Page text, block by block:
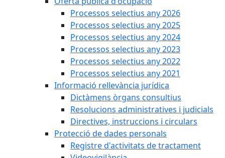
Processos selectius any 2026
Processos selectius any 2025
Processos selectius any 2024
Processos selectius any 2023
Processos selectius any 2022
Processos selectius any 2021
Informació rellevància jurídica
Dictàmens òrgans consultius
Resolucions administratives i judicials
Directives, instruccions i circulars
Protecció de dades personals
Registre d'activitats de tractament